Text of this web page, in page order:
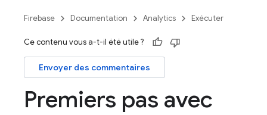
Firebase Documentation Analytics Exécuter
Ce contenu vous a-t-il été utile ?
Envoyer des commentaires
Premiers pas avec